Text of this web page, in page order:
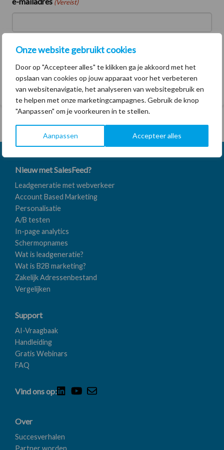
Onze website gebruikt cookies
Door op "Accepteer alles" te klikken ga je akkoord met het
opslaan van cookies op jouw apparaat voor het verbeteren
van websitenavigatie, het analyseren van websitegebruik en
te helpen met onze marketingcampagnes. Gebruik de knop
"Aanpassen" om je voorkeuren in te stellen.
Aanpassen Accepteer alles
(Vereist)
Details van het overleg volgen na bevestiging.
Nieuw met SalesFeed?
Leadgeneratie met webverkeer
Account Based Marketing
Personalisatie
A/B testen
In-page analytics
Schermopnames
Wat is leadgeneratie?
Wat is B2B marketing?
Zakelijk Adressenbestand
Vergelijken
Support
AI-Vraagbaak
Handleiding
Gratis Webinars
FAQ
Vind ons op:
Over
Succesverhalen